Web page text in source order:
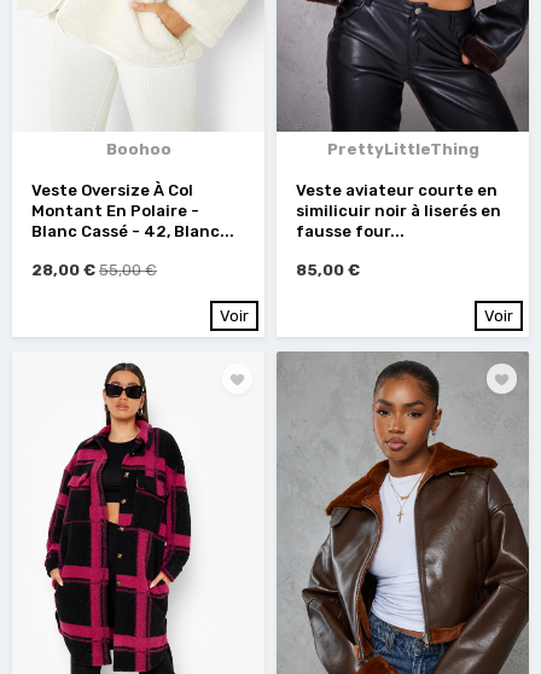
Boohoo
Veste Oversize À Col
Montant En Polaire -
Blanc Cassé - 42, Blanc...
28,00 € 55,00 €
Voir
PrettyLittleThing
Veste aviateur courte en
similicuir noir à liserés en
fausse four...
85,00 €
Voir